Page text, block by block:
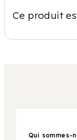
Ce produit
Qui sommes-